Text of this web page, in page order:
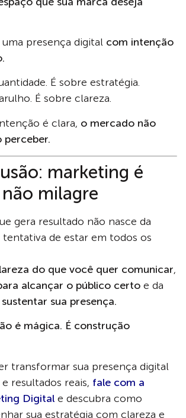
presença digital com intenção
É sobre estratégia.
É sobre clareza.
é clara, o mercado não
marketing é
milagre
gera resultado não nasce da
tentativa de estar em todos os
do que você quer comunicar,
alcançar o público certo e da
sua presença.
é mágica. É construção
transformar sua presença digital
resultados reais, fale com a
Digital e descubra como
sua estratégia com clareza e